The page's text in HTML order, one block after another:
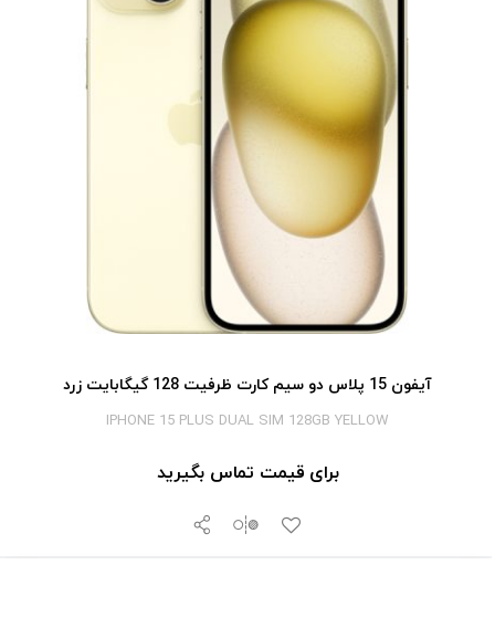
آیفون 15 پلاس دو سیم کارت ظرفیت 128 گیگابایت زرد
IPHONE 15 PLUS DUAL SIM 128GB YELLOW
برای قیمت تماس بگیرید